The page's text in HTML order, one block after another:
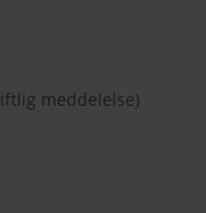
meddelelse)